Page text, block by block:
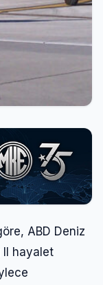
ABD Deniz
II hayalet